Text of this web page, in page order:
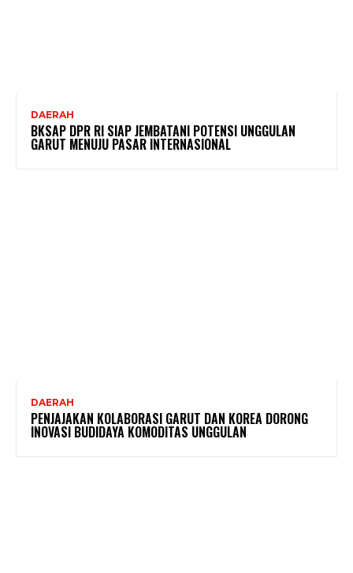
DAERAH
BKSAP DPR RI SIAP JEMBATANI POTENSI UNGGULAN
GARUT MENUJU PASAR INTERNASIONAL
DAERAH
PENJAJAKAN KOLABORASI GARUT DAN KOREA DORONG
INOVASI BUDIDAYA KOMODITAS UNGGULAN